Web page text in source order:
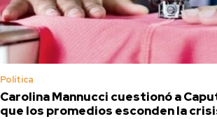
Política
Carolina Mannucci cuestionó a
que los promedios esconden la